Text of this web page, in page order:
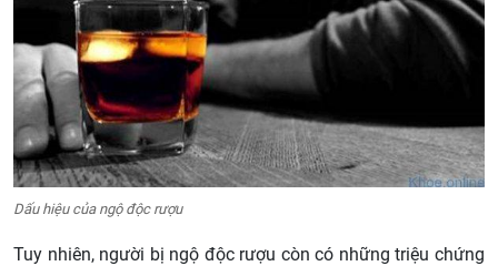
Dấu hiệu của ngộ độc rượu
Tuy nhiên, người bị ngộ độc rượu còn có những triệu chứng